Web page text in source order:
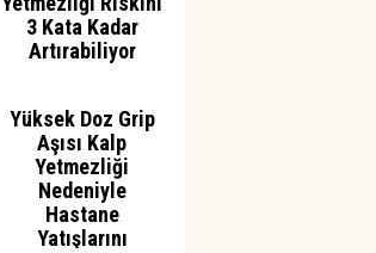
3 Kata Kadar
Artırabiliyor
Yüksek Doz Grip
Aşısı Kalp
Yetmezliği
Nedeniyle
Hastane
Yatışlarını